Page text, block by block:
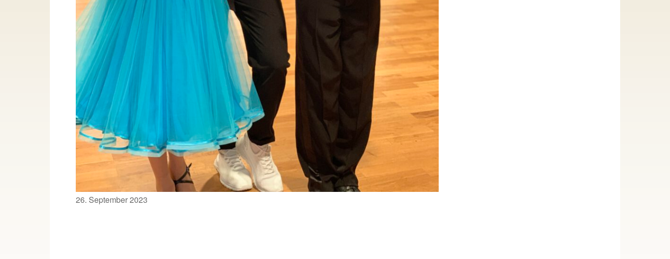
Veröffentlicht
26. September 2023